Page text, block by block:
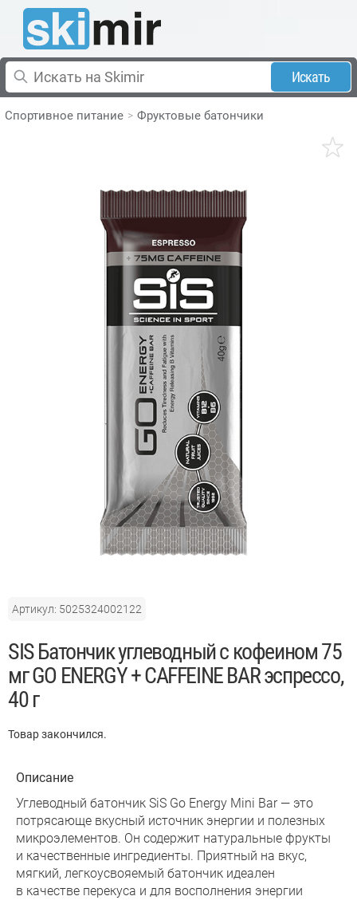
Искать
Спортивное питание Фруктовые батончики
Артикул: 5025324002122
SIS Батончик углеводный с кофеином 75
мг GO ENERGY + CAFFEINE BAR эспрессо,
40 г
Товар закончился.
Описание
Углеводный батончик SiS Go Energy Mini Bar — это
потрясающе вкусный источник энергии и полезных
микроэлементов. Он содержит натуральные фрукты
и качественные ингредиенты. Приятный на вкус,
мягкий, легкоусвояемый батончик идеален
в качестве перекуса и для восполнения энергии